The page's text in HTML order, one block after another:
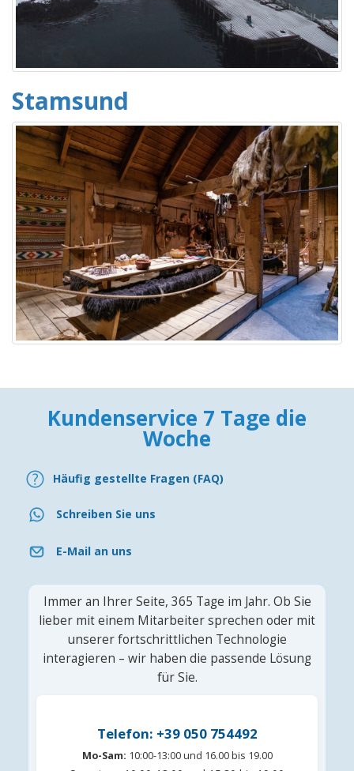
Stamsund
Kundenservice 7 Tage die
Woche
Häufig gestellte Fragen (FAQ)
Schreiben Sie uns
E-Mail an uns
Immer an Ihrer Seite, 365 Tage im Jahr. Ob Sie
lieber mit einem Mitarbeiter sprechen oder mit
unserer fortschrittlichen Technologie
interagieren – wir haben die passende Lösung
für Sie.
Telefon: +39 050 754492
Mo-Sam: 10:00-13:00 und 16.00 bis 19.00